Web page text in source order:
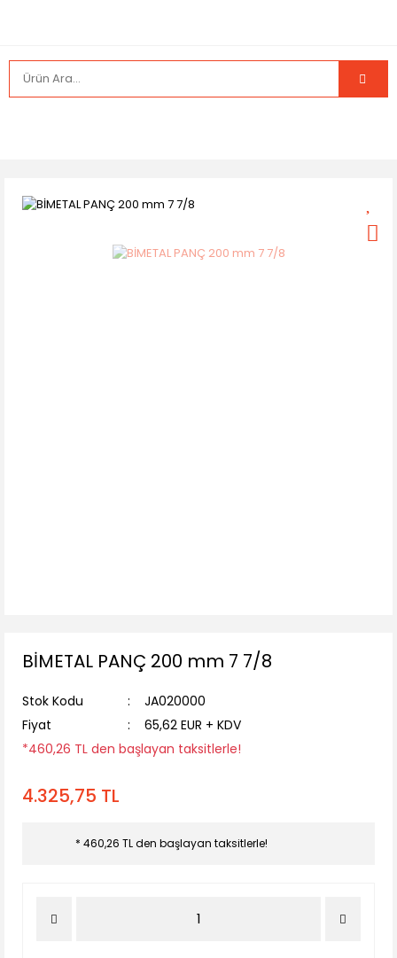
BİMETAL PANÇ 200 mm 7 7/8
Stok Kodu
JA020000
Fiyat
65,62 EUR + KDV
*460,26 TL den başlayan taksitlerle!
4.325,75 TL
* 460,26 TL den başlayan taksitlerle!